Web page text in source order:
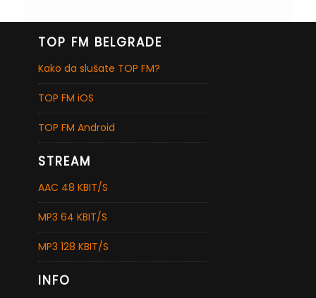
TOP FM BELGRADE
Kako da slušate TOP FM?
TOP FM iOS
TOP FM Android
STREAM
AAC 48 KBIT/S
MP3 64 KBIT/S
MP3 128 KBIT/S
INFO